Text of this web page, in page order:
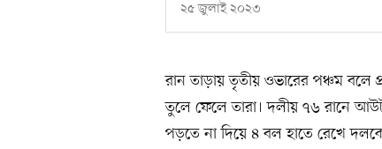
২৫ জুলাই ২০২৩
রান তাড়ায় তৃতীয় ওভারের পঞ্চম বলে
তুলে ফেলে তারা। দলীয় ৭৬ রানে
পড়তে না দিয়ে ৪ বল হাতে রেখে